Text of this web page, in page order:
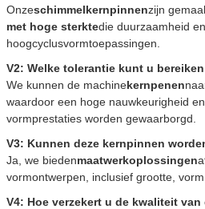
Onzeschimmelkernpinnenzijn
met hoge sterktedie duurzaamheid
hoogcyclusvormtoepassingen.
V2: Welke tolerantie kunt u
We kunnen de machinekernpenen
waardoor een hoge nauwkeurigheid
vormprestaties worden gewaarborgd.
V3: Kunnen deze kernpinnen
Ja, we biedenmaatwerkoplossingen
vormontwerpen, inclusief grootte,
V4: Hoe verzekert u de kwaliteit